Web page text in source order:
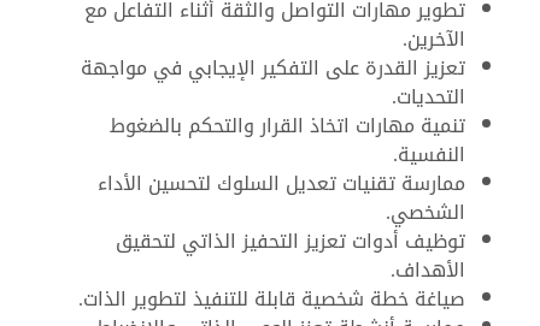
تطوير مهارات التواصل والثقة أثناء التفاعل مع
الآخرين.
تعزيز القدرة على التفكير الإيجابي في مواجهة
التحديات.
تنمية مهارات اتخاذ القرار والتحكم بالضغوط
النفسية.
ممارسة تقنيات تعديل السلوك لتحسين الأداء
الشخصي.
توظيف أدوات تعزيز التحفيز الذاتي لتحقيق
الأهداف.
صياغة خطة شخصية قابلة للتنفيذ لتطوير الذات.